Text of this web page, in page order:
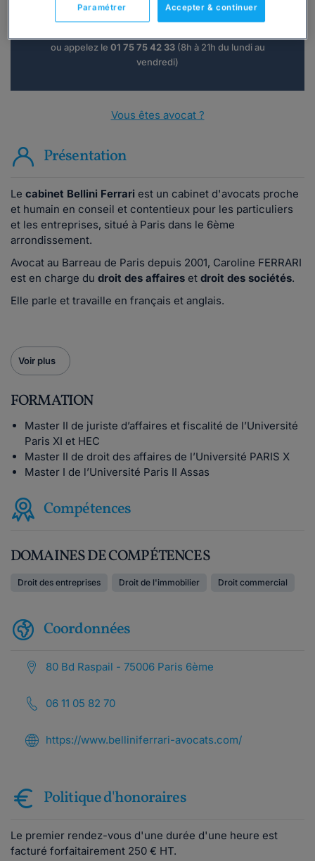
Consulter immédiatement
ou appelez le 01 75 75 42 33(8h à 21h du lundi au
vendredi)
Vous êtes avocat ?
Présentation
Le cabinet Bellini Ferrari est un cabinet d'avocats proche
et humain en conseil et contentieux pour les particuliers
et les entreprises, situé à Paris dans le 6ème
arrondissement.
Avocat au Barreau de Paris depuis 2001, Caroline FERRARI
est en charge du droit des affaires et droit des sociétés.
Elle parle et travaille en français et anglais.
Voir plus
FORMATION
Master II de juriste d’affaires et fiscalité de l’Université
Paris XI et HEC
Master II de droit des affaires de l’Université PARIS X
Master I de l’Université Paris II Assas
Compétences
DOMAINES DE COMPÉTENCES
Droit des entreprises Droit de l'immobilier Droit commercial
Coordonnées
80 Bd Raspail - 75006 Paris 6ème
06 11 05 82 70
https://www.belliniferrari-avocats.com/
Politique d'honoraires
Le premier rendez-vous d'une durée d'une heure est
facturé forfaitairement 250 € HT.
Accepter & continuer
Paramétrer